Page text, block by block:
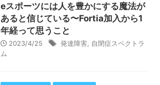
eスポーツには人を豊かにする魔法が
あると信じている〜Fortia加入から1
年経って思うこと
2023/4/25 発達障害
自閉症スペクトラ
ム